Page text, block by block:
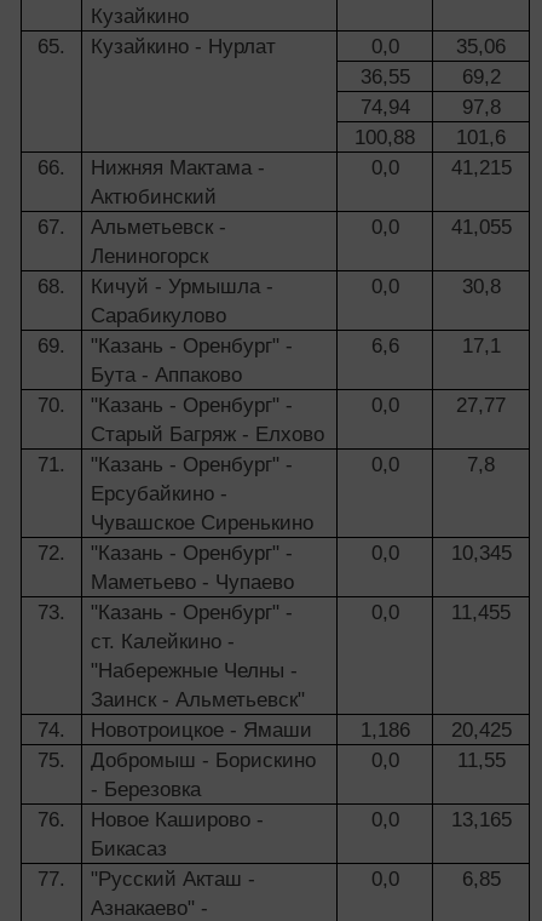
Кузайкино
65. Кузайкино - Нурлат 0,0
35,06
36,55
69,2
74,94
97,8
100,88
101,6
66.
Нижняя Мактама -
Актюбинский
0,0 41,215
67.
Альметьевск -
Лениногорск
0,0 41,055
68.
Кичуй - Урмышла -
Сарабикулово
0,0 30,8
69.
"Казань - Оренбург" -
Бута - Аппаково
6,6 17,1
70.
"Казань - Оренбург" -
Старый Багряж - Елхово
0,0 27,77
71.
"Казань - Оренбург" -
Ерсубайкино -
Чувашское Сиренькино
0,0 7,8
72.
"Казань - Оренбург" -
Маметьево - Чупаево
0,0 10,345
73.
"Казань - Оренбург" -
ст. Калейкино -
"Набережные Челны -
Заинск - Альметьевск"
0,0 11,455
74. Новотроицкое - Ямаши 1,186
20,425
75.
Добромыш - Борискино
- Березовка
0,0 11,55
76.
Новое Каширово -
Бикасаз
0,0 13,165
77.
"Русский Акташ -
Азнакаево" -
0,0 6,85